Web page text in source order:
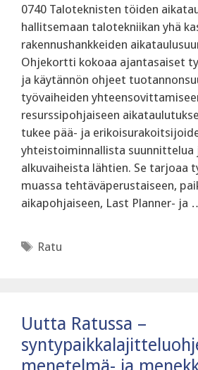
0740 Taloteknisten töiden
hallitsemaan talotekniikan yhä
rakennushankkeiden
Ohjekortti kokoaa ajantasaiset
ja käytännön ohjeet
työvaiheiden
resurssipohjaiseen
tukee pää- ja
yhteistoiminnallista suunnittelua
alkuvaiheista lähtien. Se tarjoaa
muassa tehtäväperustaiseen,
aikapohjaiseen, Last Planner- ja
Avainsanat
Ratu
Uutta Ratussa –